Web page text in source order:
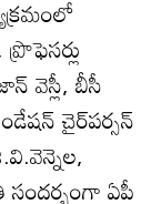
వెస్లీ, బీసీ
చైర్‌పర్సన్‌
సందర్భంగా ఏపీ